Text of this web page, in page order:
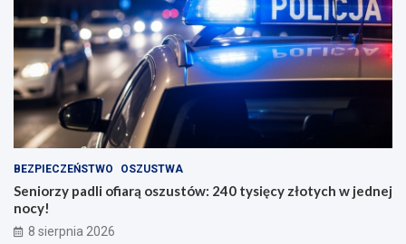
BEZPIECZEŃSTWO OSZUSTWA
Seniorzy padli ofiarą oszustów: 240 tysięcy złotych w jednej
nocy!
8 sierpnia 2026